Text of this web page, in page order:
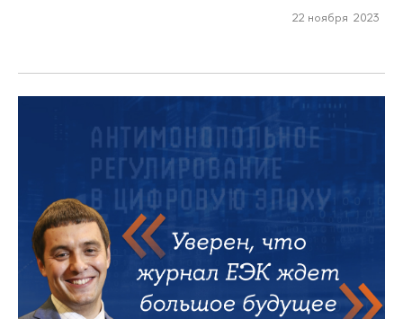
22 ноября 2023